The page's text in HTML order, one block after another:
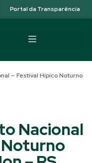
Portal da Transparência
– Festival Hipico Noturno
Nacional